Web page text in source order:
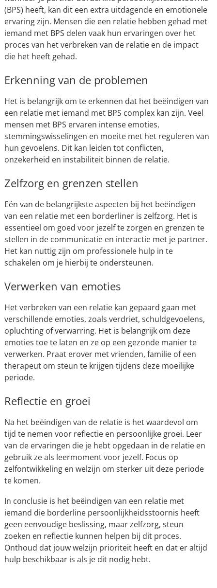
(BPS) heeft, kan dit een extra uitdagende en emotionele
ervaring zijn. Mensen die een relatie hebben gehad met
iemand met BPS delen vaak hun ervaringen over het
proces van het verbreken van de relatie en de impact
die het heeft gehad.
Erkenning van de problemen
Het is belangrijk om te erkennen dat het beëindigen van
een relatie met iemand met BPS complex kan zijn. Veel
mensen met BPS ervaren intense emoties,
stemmingswisselingen en moeite met het reguleren van
hun gevoelens. Dit kan leiden tot conflicten,
onzekerheid en instabiliteit binnen de relatie.
Zelfzorg en grenzen stellen
Eén van de belangrijkste aspecten bij het beëindigen
van een relatie met een borderliner is zelfzorg. Het is
essentieel om goed voor jezelf te zorgen en grenzen te
stellen in de communicatie en interactie met je partner.
Het kan nuttig zijn om professionele hulp in te
schakelen om je hierbij te ondersteunen.
Verwerken van emoties
Het verbreken van een relatie kan gepaard gaan met
verschillende emoties, zoals verdriet, schuldgevoelens,
opluchting of verwarring. Het is belangrijk om deze
emoties toe te laten en ze op een gezonde manier te
verwerken. Praat erover met vrienden, familie of een
therapeut om steun te krijgen tijdens deze moeilijke
periode.
Reflectie en groei
Na het beëindigen van de relatie is het waardevol om
tijd te nemen voor reflectie en persoonlijke groei. Leer
van de ervaringen die je hebt opgedaan in de relatie en
gebruik ze als leermoment voor jezelf. Focus op
zelfontwikkeling en welzijn om sterker uit deze periode
te komen.
In conclusie is het beëindigen van een relatie met
iemand die borderline persoonlijkheidsstoornis heeft
geen eenvoudige beslissing, maar zelfzorg, steun
zoeken en reflectie kunnen helpen bij dit proces.
Onthoud dat jouw welzijn prioriteit heeft en dat er altijd
hulp beschikbaar is als je dit nodig hebt.